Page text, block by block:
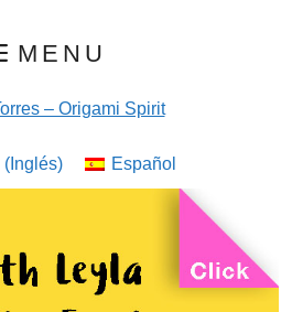
MENU
( Inglés) Español